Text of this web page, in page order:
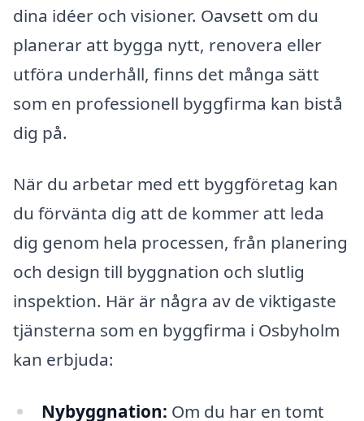
dina idéer och visioner. Oavsett om du
planerar att bygga nytt, renovera eller
utföra underhåll, finns det många sätt
som en professionell byggfirma kan bistå
dig på.
När du arbetar med ett byggföretag kan
du förvänta dig att de kommer att leda
dig genom hela processen, från planering
och design till byggnation och slutlig
inspektion. Här är några av de viktigaste
tjänsterna som en byggfirma i Osbyholm
kan erbjuda:
Nybyggnation: Om du har en tomt